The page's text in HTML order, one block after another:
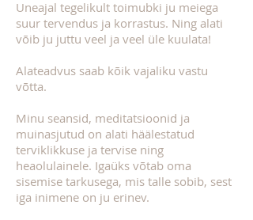
Uneajal tegelikult toimubki ju meiega
suur tervendus ja korrastus. Ning alati
võib ju juttu veel ja veel üle kuulata!
Alateadvus saab kõik vajaliku vastu
võtta.
Minu seansid, meditatsioonid ja
muinasjutud on alati häälestatud
terviklikkuse ja tervise ning
heaolulainele. Igaüks võtab oma
sisemise tarkusega, mis talle sobib, sest
iga inimene on ju erinev.